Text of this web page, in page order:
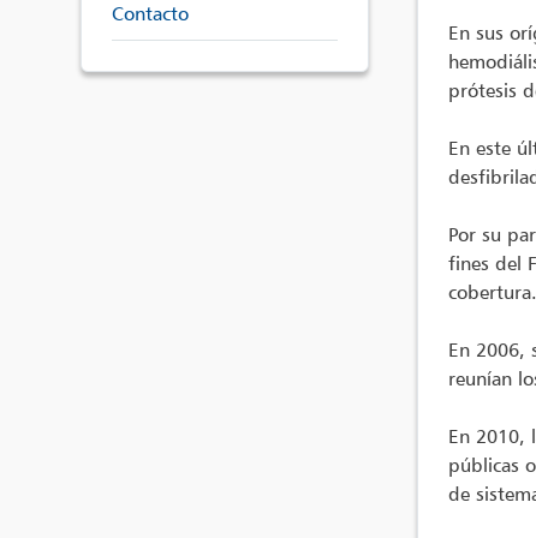
Contacto
En sus
prótesis
En este
Por su
fines del
cobertura.
En 2006,
reunían
En 2010,
públicas
de